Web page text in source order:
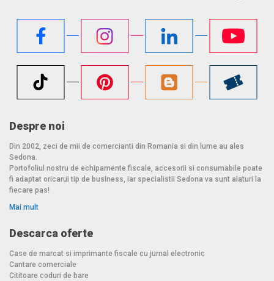
Despre noi
Din 2002, zeci de mii de comercianti din Romania si din lume au ales
Sedona.
Portofoliul nostru de echipamente fiscale, accesorii si consumabile poate
fi adaptat oricarui tip de business, iar specialistii Sedona va sunt alaturi la
fiecare pas!
Mai mult
Descarca oferte
Case de marcat si imprimante fiscale cu jurnal electronic
Cantare comerciale
Cititoare coduri de bare